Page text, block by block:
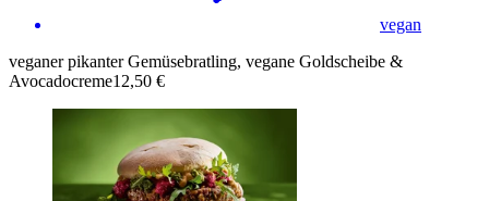
vegan
veganer pikanter Gemüsebratling, vegane Goldscheibe &
Avocadocreme12,50 €